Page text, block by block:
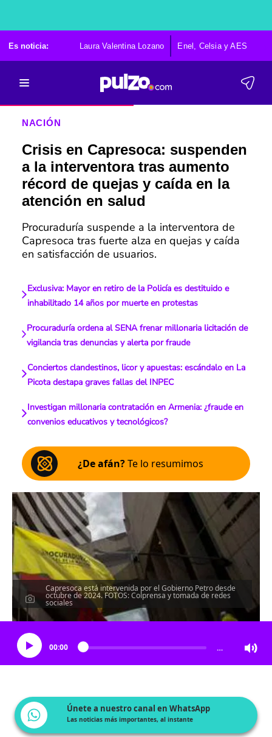
Es noticia: Laura Valentina Lozano Enel, Celsia y AES
NACIÓN
Crisis en Capresoca: suspenden
a la interventora tras aumento
récord de quejas y caída en la
atención en salud
Procuraduría suspende a la interventora de
Capresoca tras fuerte alza en quejas y caída
en satisfacción de usuarios.
Exclusiva: Mayor en retiro de la Policía es destituido e
inhabilitado 14 años por muerte en protestas
Procuraduría ordena al SENA frenar millonaria licitación de
vigilancia tras denuncias y alerta por fraude
Conciertos clandestinos, licor y apuestas: escándalo en La
Picota destapa graves fallas del INPEC
Investigan millonaria contratación en Armenia: ¿fraude en
convenios educativos y tecnológicos?
¿De afán?Te lo resumimos
Capresoca está intervenida por el Gobierno Petro desde
octubre de 2024. FOTOS: Colprensa y tomada de redes
sociales
Escucha el artículo
00:00 …
Únete a nuestro canal en WhatsApp
Las noticias más importantes, al instante